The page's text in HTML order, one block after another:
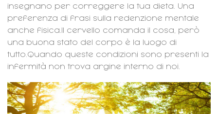
insegnano per correggere la tua dieta. Una
preferenza di frasi sulla redenzione mentale
anche fisica.Il cervello comanda il cosa, però
una buona stato del corpo è la luogo di
tutto.Quando queste condizioni sono presenti la
infermità non trova argine interno di noi.